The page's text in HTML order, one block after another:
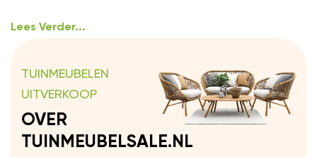
Lees Verder...
TUINMEUBELEN
UITVERKOOP
OVER
TUINMEUBELSALE.NL